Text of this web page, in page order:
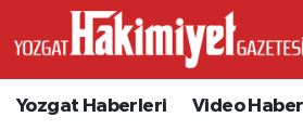
Yozgat Haberleri Video